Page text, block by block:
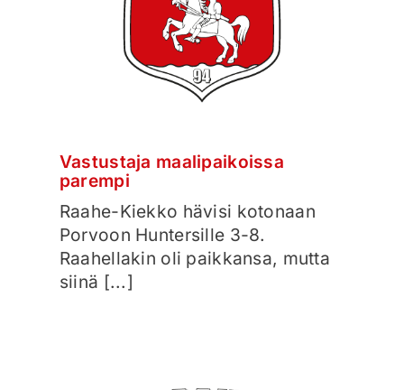
Vastustaja maalipaikoissa
parempi
Raahe-Kiekko hävisi kotonaan
Porvoon Huntersille 3-8.
Raahellakin oli paikkansa, mutta
siinä [...]